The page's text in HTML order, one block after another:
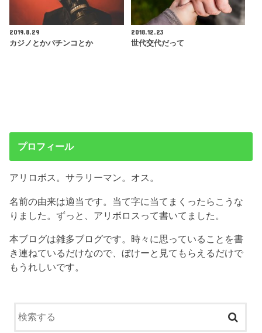
2019.8.29
カジノとかパチンコとか
2018.12.23
世代交代だって
プロフィール
アリロボス。サラリーマン。オス。
名前の由来は適当です。当て字に当てまくったらこうな
りました。ずっと、アリボロスって書いてました。
本ブログは雑多ブログです。時々に思っていることを書
き連ねているだけなので、ぼけーと見てもらえるだけで
もうれしいです。